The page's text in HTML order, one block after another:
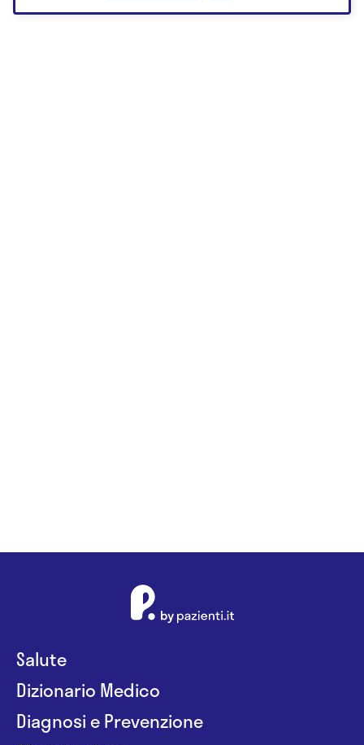
Salute
Dizionario Medico
Diagnosi e Prevenzione